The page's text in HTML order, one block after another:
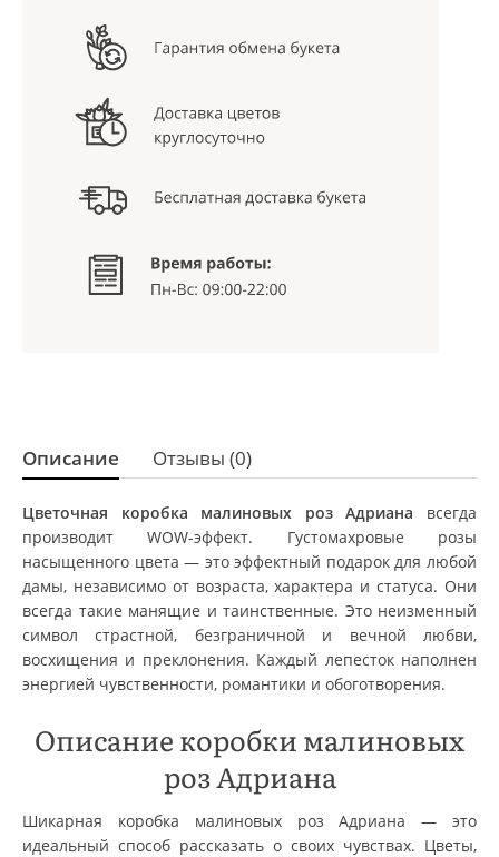
Описание Отзывы (0)
Цветочная коробка малиновых роз Адриана всегда
производит WOW-эффект. Густомахровые розы
насыщенного цвета — это эффектный подарок для любой
дамы, независимо от возраста, характера и статуса. Они
всегда такие манящие и таинственные. Это неизменный
символ страстной, безграничной и вечной любви,
восхищения и преклонения. Каждый лепесток наполнен
энергией чувственности, романтики и обоготворения.
Описание коробки малиновых
роз Адриана
Шикарная коробка малиновых роз Адриана — это
идеальный способ рассказать о своих чувствах. Цветы,